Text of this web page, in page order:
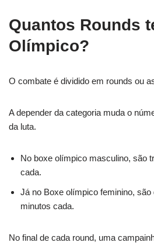
Quantos Rounds
Olímpico?
O combate é dividido em rounds ou
A depender da categoria muda o
da luta.
No boxe olímpico masculino, são
cada.
Já no Boxe olímpico feminino, são
minutos cada.
No final de cada round, uma